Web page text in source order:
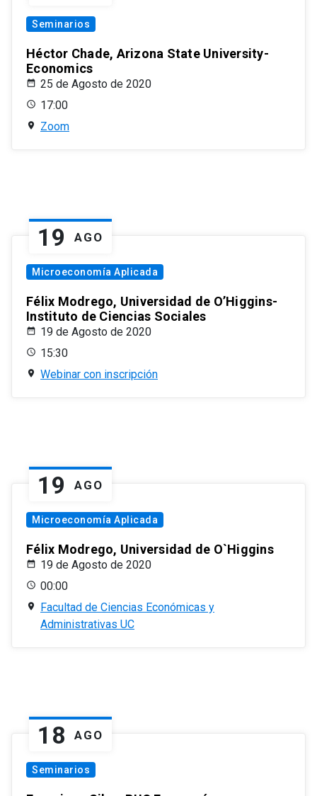
Seminarios
Héctor Chade, Arizona State University-
Economics
25 de Agosto de 2020
17:00
Zoom
19 AGO
Microeconomía Aplicada
Félix Modrego, Universidad de O’Higgins-
Instituto de Ciencias Sociales
19 de Agosto de 2020
15:30
Webinar con inscripción
19 AGO
Microeconomía Aplicada
Félix Modrego, Universidad de O`Higgins
19 de Agosto de 2020
00:00
Facultad de Ciencias Económicas y
Administrativas UC
18 AGO
Seminarios